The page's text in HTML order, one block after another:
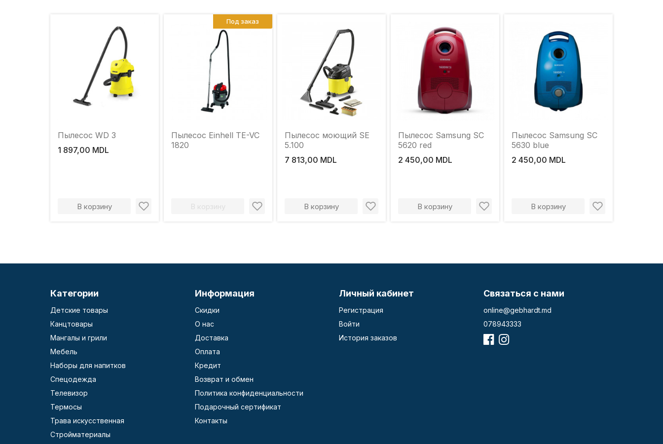
Пылесос WD 3
1 897,00 MDL
В корзину
Пылесос Einhell TE-VC
1820
В корзину
Под заказ
Пылесос моющий SE
5.100
7 813,00 MDL
В корзину
Пылесос Samsung SC
5620 red
2 450,00 MDL
В корзину
Пылесос Samsung SC
5630 blue
2 450,00 MDL
В корзину
Категории
Детские товары
Канцтовары
Мангалы и грили
Мебель
Наборы для напитков
Спецодежда
Телевизор
Термосы
Трава искусственная
Стройматериалы
Информация
Скидки
О нас
Доставка
Оплата
Кредит
Возврат и обмен
Политика конфиденциальности
Подарочный сертификат
Контакты
Личный кабинет
Регистрация
Войти
История заказов
Связаться с нами
online@gebhardt.md
078943333